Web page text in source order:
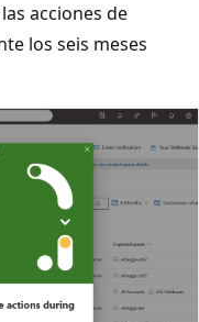
acciones de
los seis meses